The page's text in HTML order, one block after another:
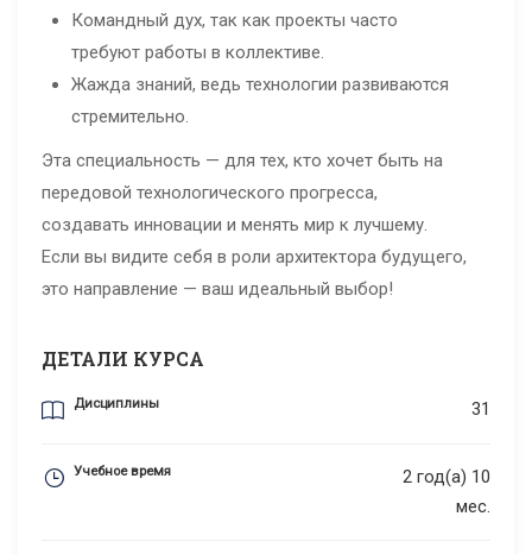
Командный дух, так как проекты часто
требуют работы в коллективе.
Жажда знаний, ведь технологии развиваются
стремительно.
Эта специальность — для тех, кто хочет быть на
передовой технологического прогресса,
создавать инновации и менять мир к лучшему.
Если вы видите себя в роли архитектора будущего,
это направление — ваш идеальный выбор!
ДЕТАЛИ КУРСА
Дисциплины 31
Учебное время
2 год(а) 10
мес.